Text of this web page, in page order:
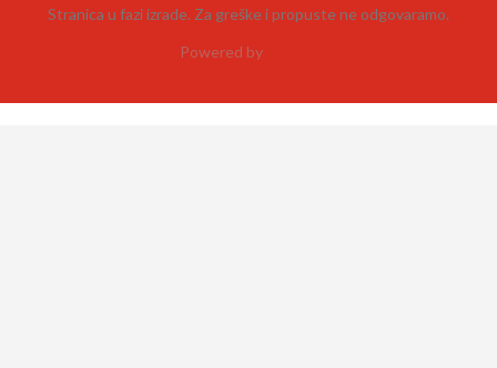
Stranica u fazi izrade. Za greške i propuste ne odgovaramo.
Powered by